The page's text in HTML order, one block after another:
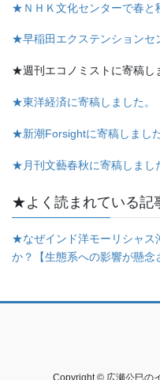
★ＮＨＫ文化センターで春と
★早稲田エクステンションセ
★週刊エコノミストに寄稿し
★東洋経済に寄稿しました。
★新潮Forsightに寄稿しました
★月刊文藝春秋に寄稿しまし
★よく読まれている
★なぜインド洋モーリシャス
か？【生態系への影響が懸念